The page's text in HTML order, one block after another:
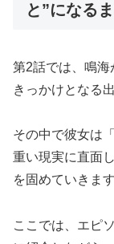
と”になる
第2話では、鳴海
きっかけとなる
その中で彼女は
重い現実に直面
を固めていきます
ここでは、エピ